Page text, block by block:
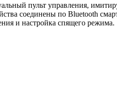
пульт управления,
соединены по Bluetooth
и настройка спящего режима.